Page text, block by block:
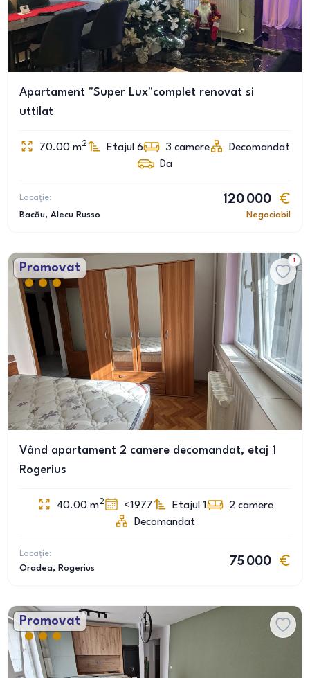
Apartament "Super Lux"complet renovat si
uttilat
70.00 m2 Etajul 6 3 camere
Decomandat
Da
Locație:
Bacău, Alecu Russo
120 000
Negociabil
Promovat
1
Vând apartament 2 camere decomandat, etaj 1
Rogerius
40.00 m2 <1977 Etajul 1 2 camere
Decomandat
Locație:
Oradea, Rogerius
75 000
Promovat